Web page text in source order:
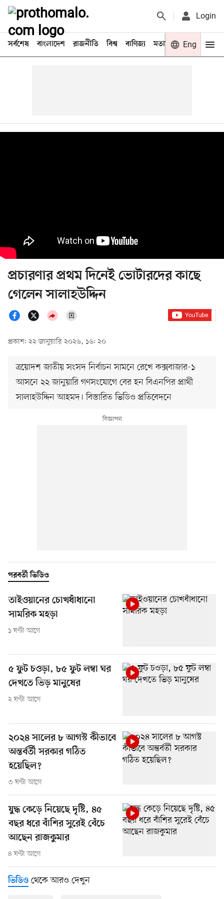
Login
সর্বশেষ বাংলাদেশ রাজনীতি বিশ্ব বাণিজ্য মতামত খেলা
Eng
প্রচারণার প্রথম দিনেই ভোটারদের কাছে
গেলেন সালাহউদ্দিন
প্রকাশ: ২২ জানুয়ারি ২০২৬, ১৬: ২০
ত্রয়োদশ জাতীয় সংসদ নির্বাচন সামনে রেখে কক্সবাজার-১
আসনে ২২ জানুয়ারি গণসংযোগে বের হন বিএনপির প্রার্থী
সালাহউদ্দিন আহমদ। বিস্তারিত ভিডিও প্রতিবেদনে
পরবর্তী ভিডিও
তাইওয়ানের চোখধাঁধানো
সামরিক মহড়া
১ ঘণ্টা আগে
৫ ফুট চওড়া, ৮৫ ফুট লম্বা ঘর
দেখতে ভিড় মানুষের
২ ঘণ্টা আগে
২০২৪ সালের ৮ আগস্ট কীভাবে
অন্তর্বর্তী সরকার গঠিত
হয়েছিল?
৩ ঘণ্টা আগে
যুদ্ধ কেড়ে নিয়েছে দৃষ্টি, ৪৫
বছর ধরে বাঁশির সুরেই বেঁচে
আছেন রাজকুমার
৪ ঘণ্টা আগে
ভিডিও থেকে আরও দেখুন